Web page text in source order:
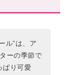
ル”は、ア
ーの季節で
ぱり可愛